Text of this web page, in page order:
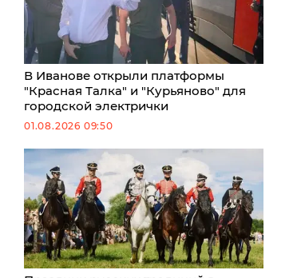
В Иванове открыли платформы
"Красная Талка" и "Курьяново" для
городской электрички
01.08.2026 09:50